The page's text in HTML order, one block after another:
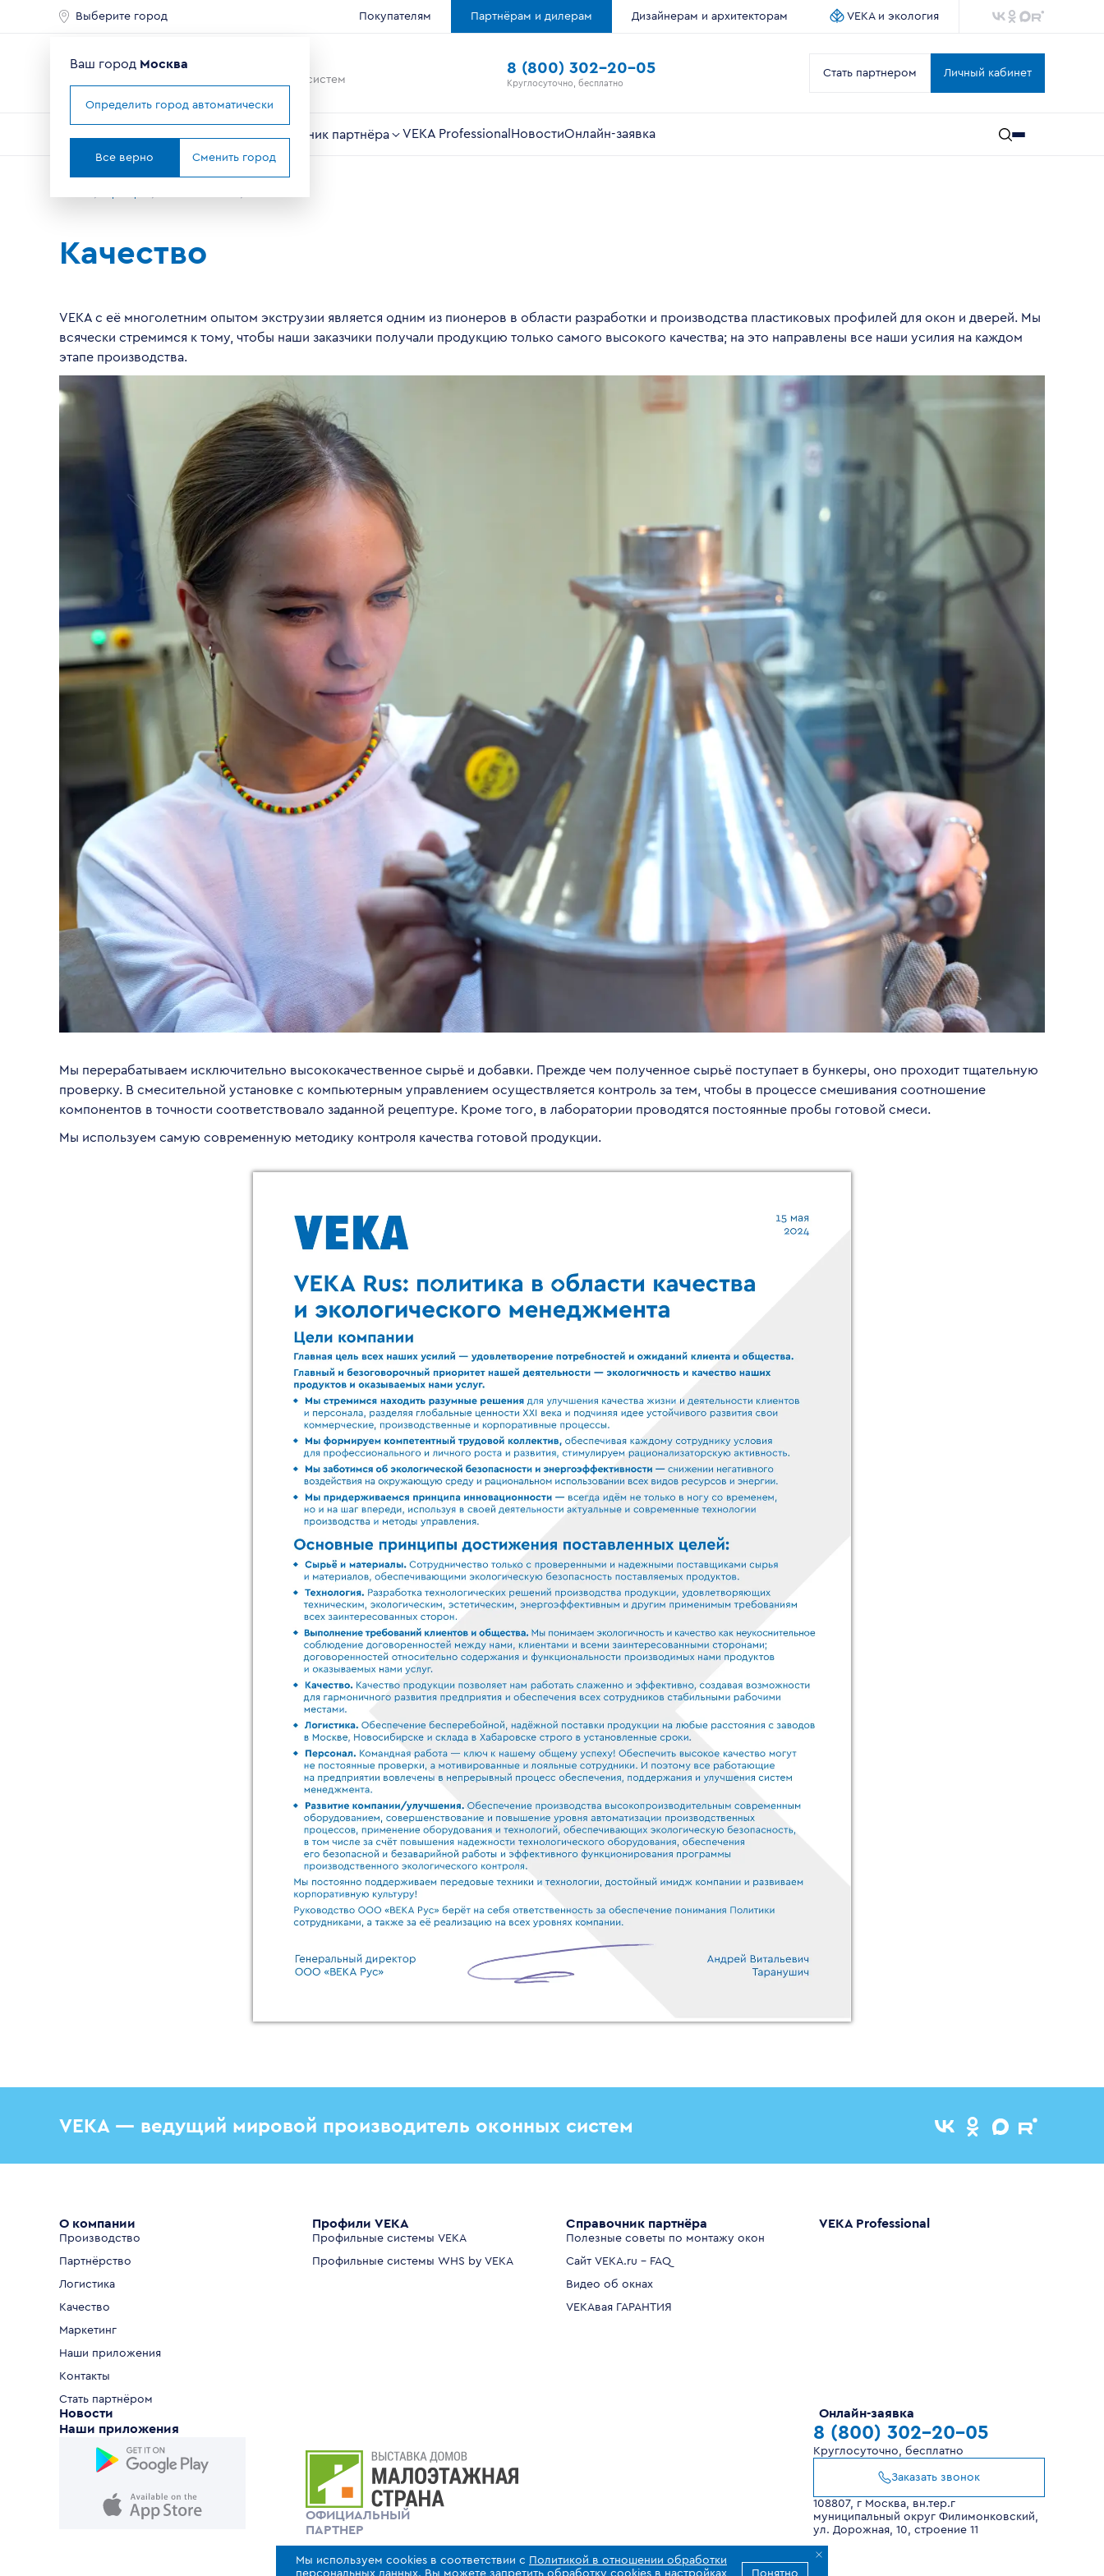
Выберите город Покупателям Партнёрам и дилерам Дизайнерам и архитекторам VEKA и экология
Ведущий мировой
производитель оконных систем
8 (800) 302-20-05
Круглосуточно, бесплатно
Стать партнером Личный кабинет
Справочник партнёра VEKA Professional НовостиОнлайн-заявка
Качество
VEKA c её многолетним опытом экструзии является одним из пионеров в области разработки и производства пластиковых профилей для окон и дверей. Мы
всячески стремимся к тому, чтобы наши заказчики получали продукцию только самого высокого качества; на это направлены все наши усилия на каждом
этапе производства.
Мы перерабатываем исключительно высококачественное сырьё и добавки. Прежде чем полученное сырьё поступает в бункеры, оно проходит тщательную
проверку. В смесительной установке с компьютерным управлением осуществляется контроль за тем, чтобы в процессе смешивания соотношение
компонентов в точности соответствовало заданной рецептуре. Кроме того, в лаборатории проводятся постоянные пробы готовой смеси.
Мы используем самую современную методику контроля качества готовой продукции.
Мы используем cookies в соответствии с Политикой в отношении обработки
персональных данных. Вы можете запретить обработку cookies в настройках Понятно
VEKA — ведущий мировой производитель оконных систем
О компании
Производство
Партнёрство
Логистика
Качество
Маркетинг
Наши приложения
Контакты
Стать партнёром
Профили VEKA
Профильные системы VEKA
Профильные системы WHS by VEKA
Справочник партнёра
Полезные советы по монтажу окон
Сайт VEKA.ru - FAQ
Видео об окнах
VEKAвая ГАРАНТИЯ
VEKA Professional
Новости
Онлайн-заявка
Наши приложения
8 (800) 302-20-05
Круглосуточно, бесплатно
Заказать звонок
108807, г Москва, вн.тер.г
муниципальный округ Филимонковский,
ул. Дорожная, 10, строение 11
ОФИЦИАЛЬНЫЙ
ПАРТНЕР
Ваш город Москва
Определить город автоматически
Все верно Сменить город